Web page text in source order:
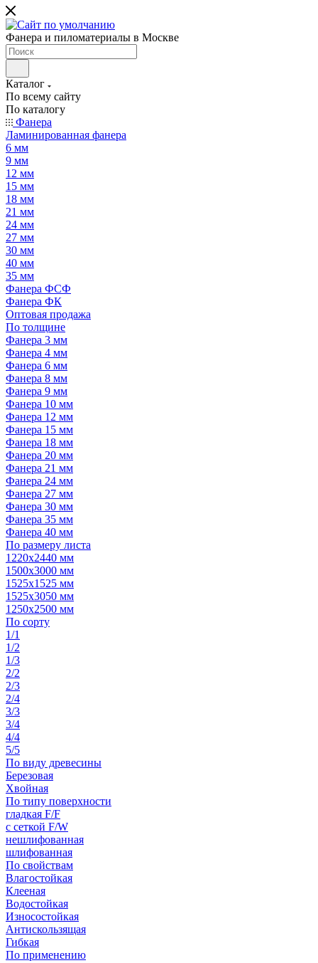
Фанера и пиломатериалы в Москве
Каталог
По всему сайту
По каталогу
Фанера
Ламинированная фанера
6 мм
9 мм
12 мм
15 мм
18 мм
21 мм
24 мм
27 мм
30 мм
40 мм
35 мм
Фанера ФСФ
Фанера ФК
Оптовая продажа
По толщине
Фанера 3 мм
Фанера 4 мм
Фанера 6 мм
Фанера 8 мм
Фанера 9 мм
Фанера 10 мм
Фанера 12 мм
Фанера 15 мм
Фанера 18 мм
Фанера 20 мм
Фанера 21 мм
Фанера 24 мм
Фанера 27 мм
Фанера 30 мм
Фанера 35 мм
Фанера 40 мм
По размеру листа
1220х2440 мм
1500х3000 мм
1525x1525 мм
1525х3050 мм
1250х2500 мм
По сорту
1/1
1/2
1/3
2/2
2/3
2/4
3/3
3/4
4/4
5/5
По виду древесины
Березовая
Хвойная
По типу поверхности
гладкая F/F
с сеткой F/W
нешлифованная
шлифованная
По свойствам
Влагостойкая
Клееная
Водостойкая
Износостойкая
Антискользящая
Гибкая
По применению